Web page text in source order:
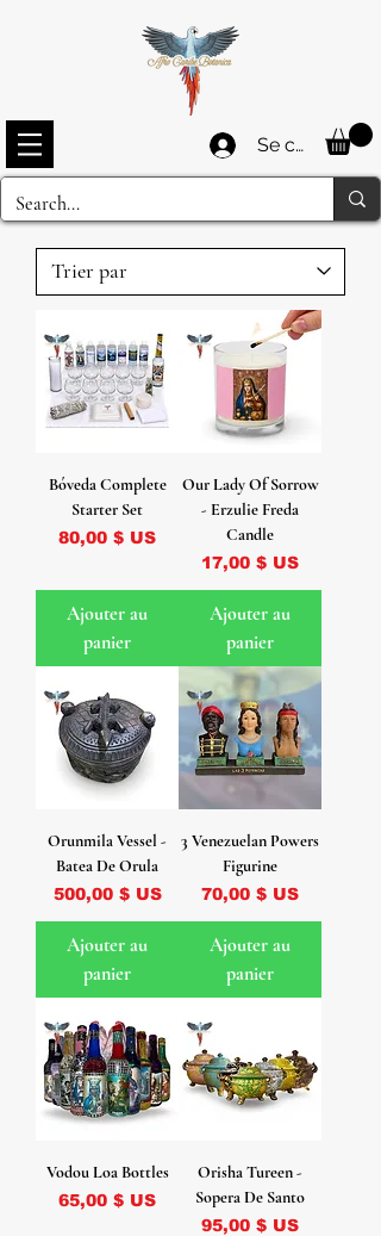
Se connecter
Bóveda Complete
Starter Set
Prix
80,00 $ US
Ajouter au
panier
Our Lady Of Sorrow
- Erzulie Freda
Candle
Prix
17,00 $ US
Ajouter au
panier
Orunmila Vessel -
Batea De Orula
Prix
500,00 $ US
Ajouter au
panier
3 Venezuelan Powers
Figurine
Prix
70,00 $ US
Ajouter au
panier
Vodou Loa Bottles
Prix
65,00 $ US
Orisha Tureen -
Sopera De Santo
Prix
95,00 $ US